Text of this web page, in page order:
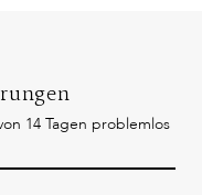
14 Tagen problemlos